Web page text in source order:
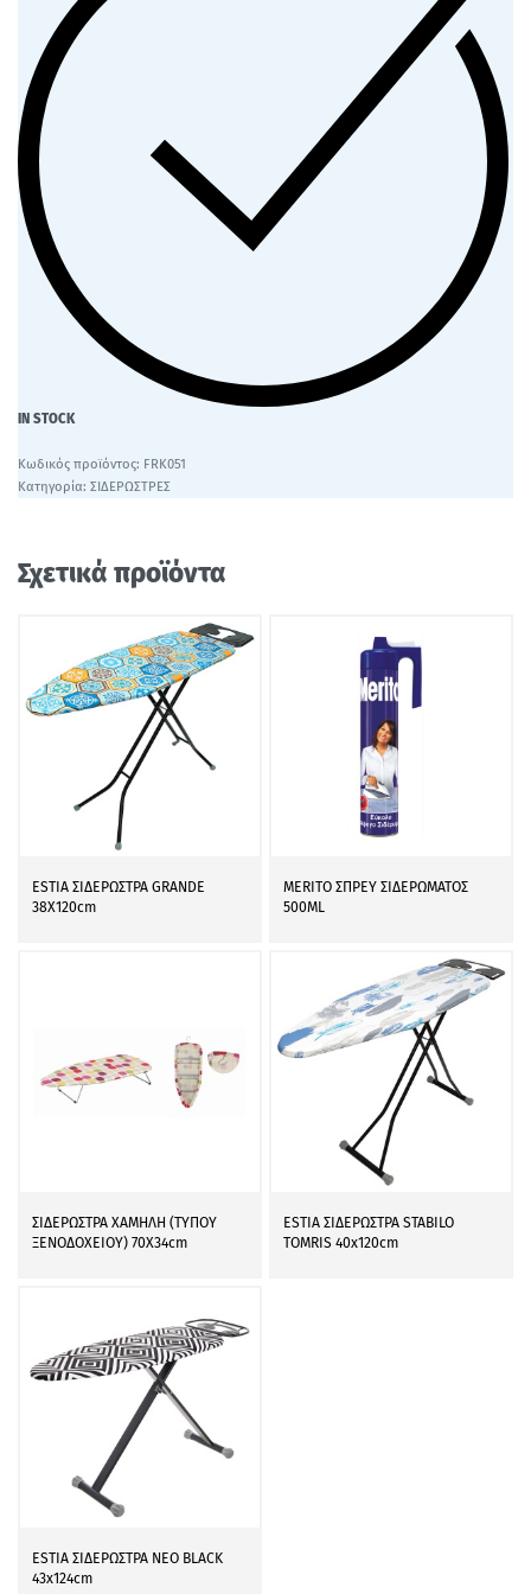
IN STOCK
FRK051
Κατηγορία: ΣΙΔΕΡΩΣΤΡΕΣ
Σχετικά προϊόντα
ESTIA ΣΙΔΕΡΩΣΤΡΑ GRANDE
38Χ120cm
MERITO ΣΠΡΕΥ ΣΙΔΕΡΩΜΑΤΟΣ
500ML
ΣΙΔΕΡΩΣΤΡΑ ΧΑΜΗΛΗ (ΤΥΠΟΥ
ΞΕΝΟΔΟΧΕΙΟΥ) 70Χ34cm
ESTIA ΣΙΔΕΡΩΣΤΡΑ STABILO
TOMRIS 40x120cm
ESTIA ΣΙΔΕΡΩΣΤΡΑ NEO BLACK
43x124cm